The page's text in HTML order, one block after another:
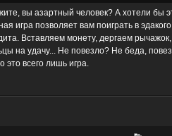
вы азартный человек? А хотели бы
игра позволяет вам поиграть в
Вставляем монету, дергаем
на удачу... Не повезло? Не беда,
это всего лишь игра.